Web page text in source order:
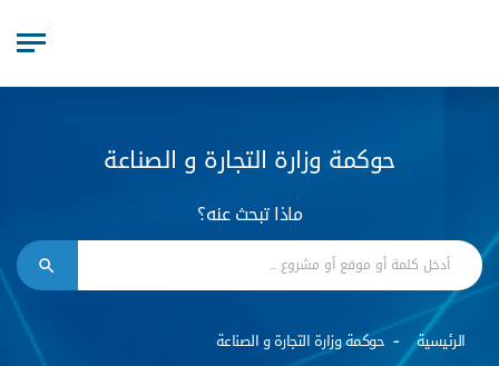
حوكمة وزارة التجارة و الصناعة
ماذا تبحث عنه؟
الرئيسية حوكمة وزارة التجارة و الصناعة